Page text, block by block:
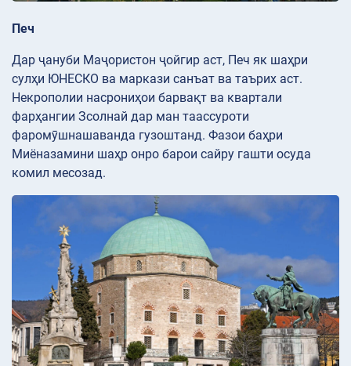
Печ
Дар ҷануби Маҷористон ҷойгир аст, Печ як шаҳри
сулҳи ЮНЕСКО ва маркази санъат ва таърих аст.
Некрополии насрониҳои барвақт ва квартали
фарҳангии Зсолнай дар ман таассуроти
фаромӯшнашаванда гузоштанд. Фазои баҳри
Миёназамини шаҳр онро барои сайру гашти осуда
комил месозад.